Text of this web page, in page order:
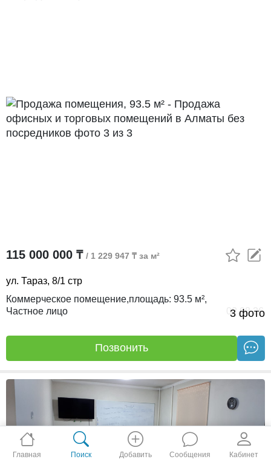
3 фото
115 000 000 ₸ / 1 229 947 ₸ за м²
ул. Тараз, 8/1 стр
Коммерческое помещение,площадь: 93.5 м²,
Частное лицо
02.08.26
Позвонить
Главная Поиск Добавить Сообщения Кабинет